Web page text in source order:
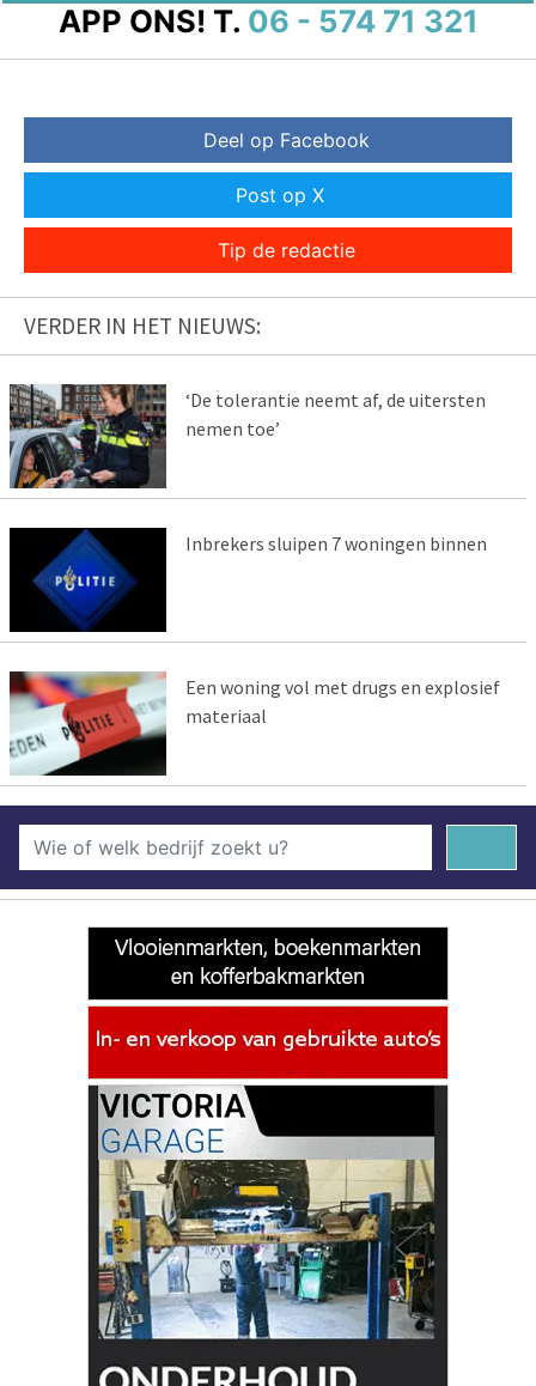
APP ONS! T. 06 - 574 71 321
Deel op Facebook
Post op X
Tip de redactie
VERDER IN HET NIEUWS:
‘De tolerantie neemt af, de uitersten
nemen toe’
Inbrekers sluipen 7 woningen binnen
Een woning vol met drugs en explosief
materiaal